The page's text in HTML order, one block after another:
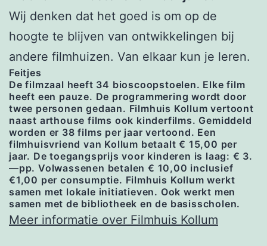
Wij denken dat het goed is om op de
hoogte te blijven van ontwikkelingen bij
andere filmhuizen. Van elkaar kun je leren.
Feitjes
De filmzaal heeft 34 bioscoopstoelen. Elke film
heeft een pauze. De programmering wordt door
twee personen gedaan. Filmhuis Kollum vertoont
naast arthouse films ook kinderfilms. Gemiddeld
worden er 38 films per jaar vertoond. Een
filmhuisvriend van Kollum betaalt € 15,00 per
jaar. De toegangsprijs voor kinderen is laag: € 3.
—pp. Volwassenen betalen € 10,00 inclusief
€1,00 per consumptie. Filmhuis Kollum werkt
samen met lokale initiatieven. Ook werkt men
samen met de bibliotheek en de basisscholen.
Meer informatie over Filmhuis Kollum